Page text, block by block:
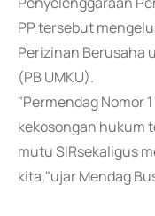
PP tersebut
Perizinan Berusaha
(PB UMKU).
"Permendag Nomor
kekosongan hukum
mutu SIRsekaligus
kita,"ujar Mendag